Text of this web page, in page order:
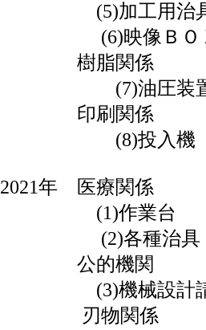
(5)加工用治
(6)映像ＢＯ
樹脂関係
(7)油圧装
印刷関係
(8)投入機
2021年 医療関係
(1)作業台
(2)各種治具
公的機関
(3)機械設計
刃物関係